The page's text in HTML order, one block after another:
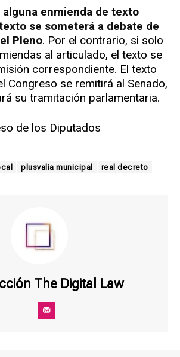
enmienda de texto
se someterá a debate de
Pleno. Por el contrario, si solo
al articulado, el texto se
correspondiente. El texto
Congreso se remitirá al Senado,
su tramitación parlamentaria.
de los Diputados
plusvalia municipal real decreto
The Digital Law